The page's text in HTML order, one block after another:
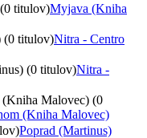
titulov)Myjava (Kniha
(0 titulov)Nitra - Centro
(0 titulov)Nitra -
Malovec) (0
(Kniha Malovec)
Poprad (Martinus)